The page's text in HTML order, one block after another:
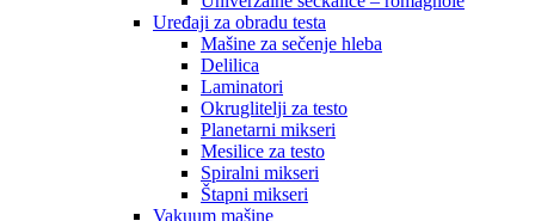
Uređaji za obradu testa
Mašine za sečenje hleba
Delilica
Laminatori
Okruglitelji za testo
Planetarni mikseri
Mesilice za testo
Spiralni mikseri
Štapni mikseri
Vakuum mašine